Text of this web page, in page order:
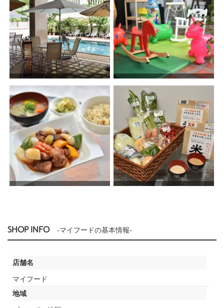
SHOP INFO -マイフードの基本情報-
店舗名
マイフード
地域